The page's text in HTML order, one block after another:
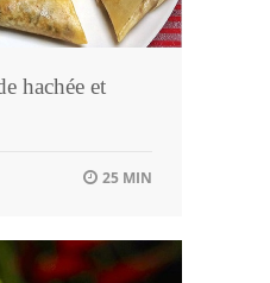
hachée et
25 MIN